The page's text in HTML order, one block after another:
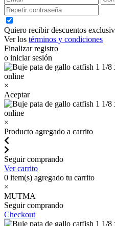
Quiero recibir descuentos
Ver los términos y condiciones
Finalizar registro
o iniciar sesión
×
Aceptar
×
Producto agregado a carrito
Seguir comprando
Ver carrito
0 item(s) agregado tu carrito
×
MUTMA
Seguir comprando
Checkout